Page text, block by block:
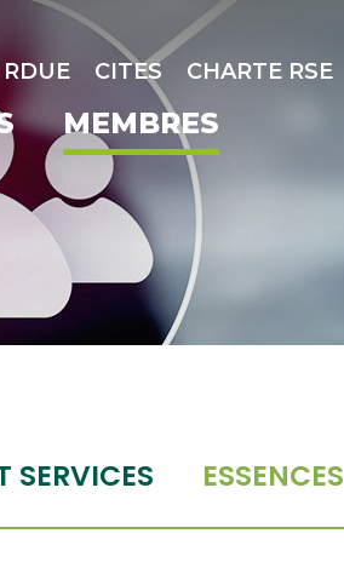
CITES CHARTE RSE
MEMBRES
SERVICES ESSENCES